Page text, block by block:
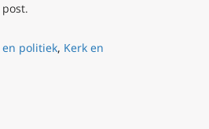
en politiek, Kerk en